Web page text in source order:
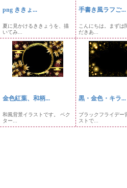
png ききょ...
夏に見かけるききょうを、描
いてみ...
手書き風ラフご...
こんにちは。まずは
だきあ...
金色紅葉、和柄...
和風背景イラストです。 ベク
ター...
黒・金色・キラ...
ブラックフライデー
ストで...